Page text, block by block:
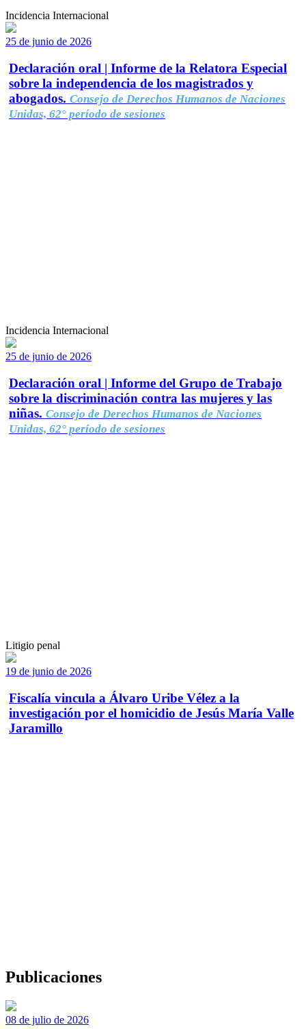
Incidencia Internacional
25 de junio de 2026
Declaración oral | Informe de la Relatora Especial
sobre la independencia de los magistrados y
abogados. Consejo de Derechos Humanos de Naciones
Unidas, 62° período de sesiones
Incidencia Internacional
25 de junio de 2026
Declaración oral | Informe del Grupo de Trabajo
sobre la discriminación contra las mujeres y las
niñas. Consejo de Derechos Humanos de Naciones
Unidas, 62° período de sesiones
Litigio penal
19 de junio de 2026
Fiscalía vincula a Álvaro Uribe Vélez a la
investigación por el homicidio de Jesús María Valle
Jaramillo
Publicaciones
08 de julio de 2026